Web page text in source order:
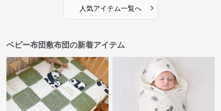
人気アイテム一覧へ ›
ベビー布団敷布団の新着アイテム